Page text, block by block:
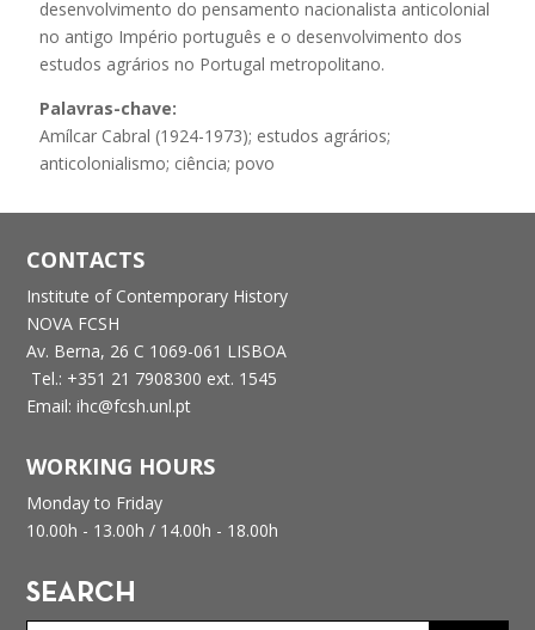
desenvolvimento do pensamento nacionalista anticolonial
no antigo Império português e o desenvolvimento dos
estudos agrários no Portugal metropolitano.
Palavras-chave:
Amílcar Cabral (1924-1973); estudos agrários;
anticolonialismo; ciência; povo
CONTACTS
Institute of Contemporary History
NOVA FCSH
Av. Berna, 26 C 1069-061 LISBOA
Tel.: +351 21 7908300 ext. 1545
Email: ihc@fcsh.unl.pt
WORKING HOURS
Monday to Friday
10.00h - 13.00h / 14.00h - 18.00h
SEARCH